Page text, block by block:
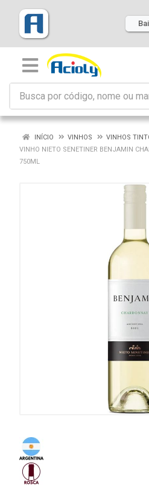
INÍCIO VINHOS
VINHOS
VINHO NIETO SENETINER BENJAMIN
750ML